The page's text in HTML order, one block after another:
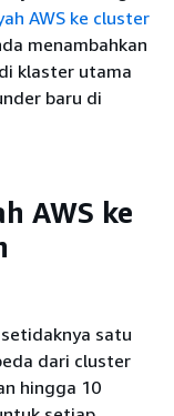
AWS ke cluster
menambahkan
klaster utama
baru di
AWS ke
satu
dari cluster
hingga 10